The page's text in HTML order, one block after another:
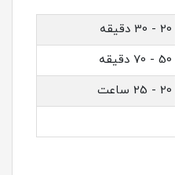
20 - 30 دقیقه
50 - 70 دقیقه
20 - 25 ساعت